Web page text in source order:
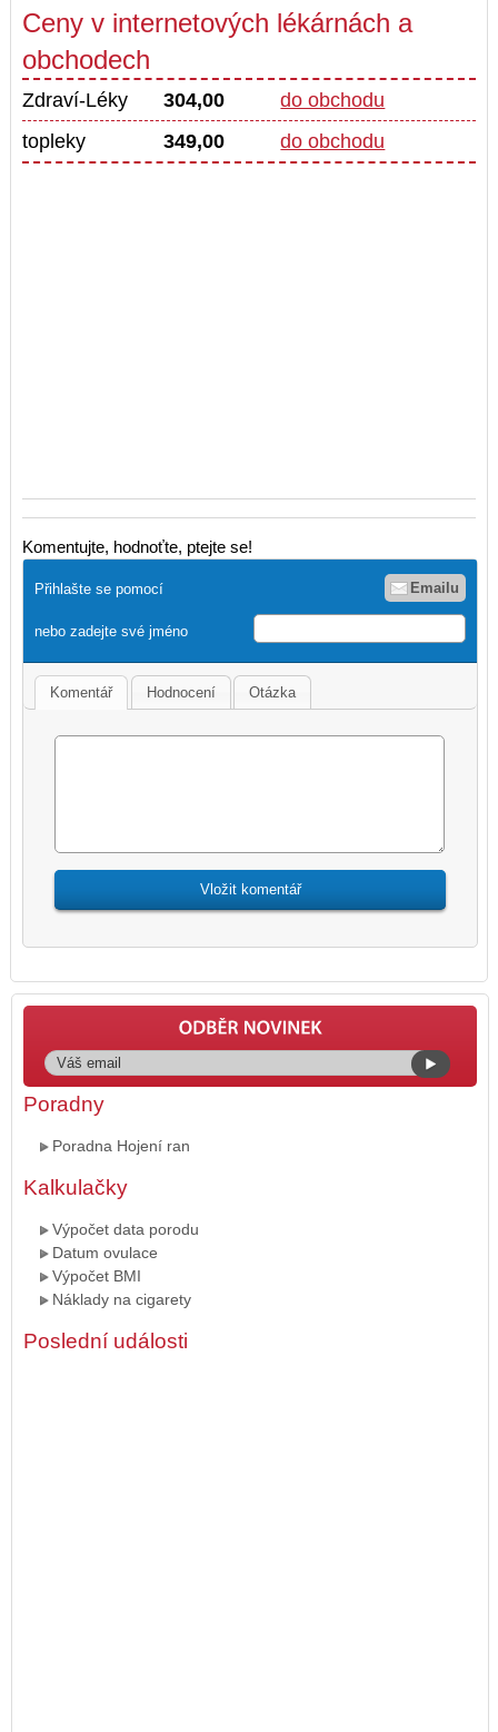
Ceny v internetových lékárnách a
obchodech
Zdraví-Léky 304,00
do obchodu
topleky
349,00 do obchodu
Komentujte, hodnoťte, ptejte se!
Přihlašte se pomocí Emailu
nebo zadejte své jméno
Komentář Hodnocení Otázka
Poradny
Poradna Hojení ran
Kalkulačky
Výpočet data porodu
Datum ovulace
Výpočet BMI
Náklady na cigarety
Poslední události